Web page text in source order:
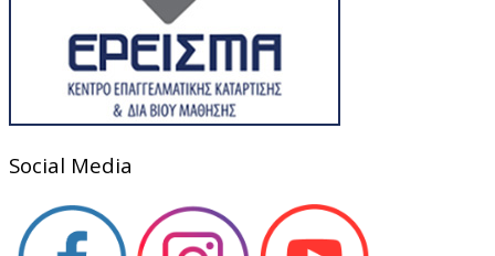
Social Media